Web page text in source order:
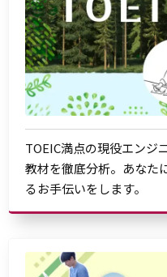
TOEIC満点の現役エンジ
教材を徹底分析。あなた
るお手伝いをします。